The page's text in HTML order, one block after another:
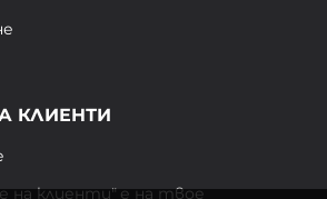
КЛИЕНТИ
на клиенти" е на твое